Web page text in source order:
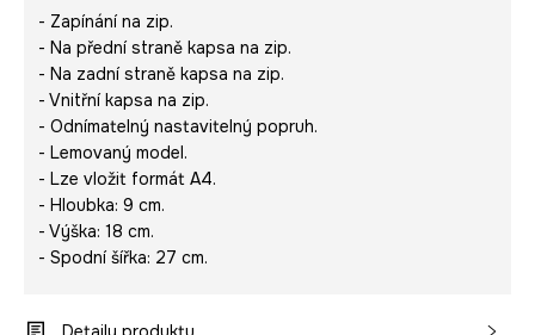
- Zapínání na zip.
- Na přední straně kapsa na zip.
- Na zadní straně kapsa na zip.
- Vnitřní kapsa na zip.
- Odnímatelný nastavitelný popruh.
- Lemovaný model.
- Lze vložit formát A4.
- Hloubka: 9 cm.
- Výška: 18 cm.
- Spodní šířka: 27 cm.